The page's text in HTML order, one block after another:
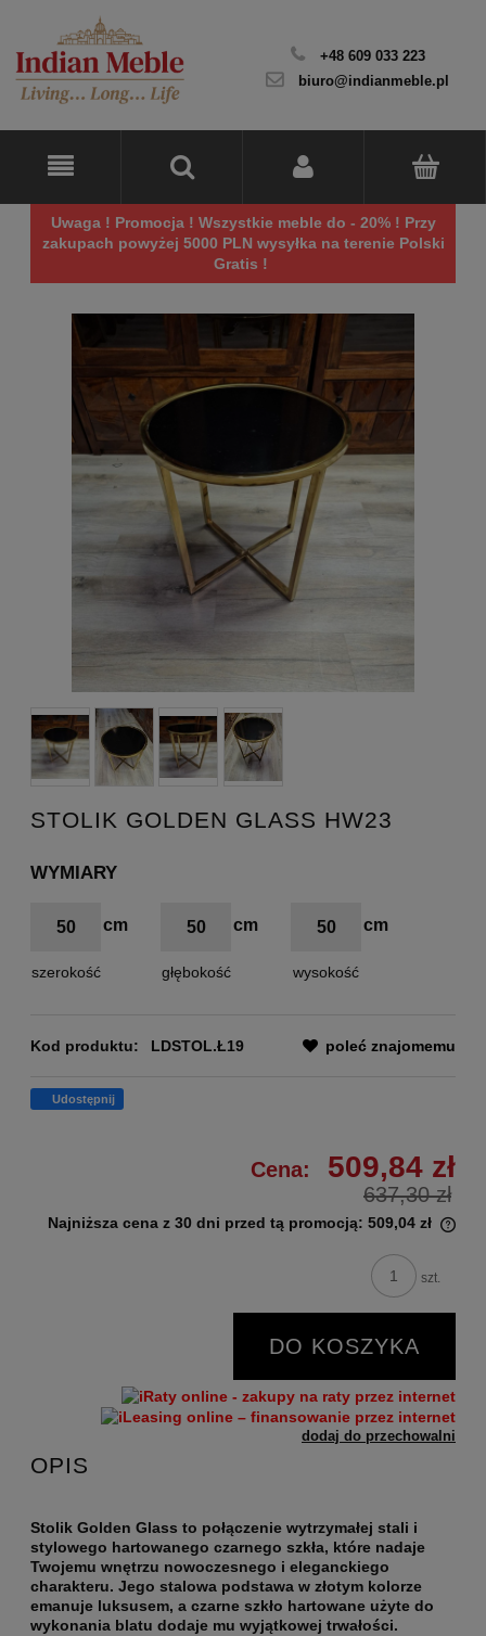
+48 609 033 223
biuro@indianmeble.pl
Uwaga ! Promocja ! Wszystkie meble do - 20% ! Przy
zakupach powyżej 5000 PLN wysyłka na terenie Polski
Gratis !
STOLIK GOLDEN GLASS HW23
WYMIARY
50
szerokość
50
głębokość
50
wysokość
Kod produktu: LDSTOL.Ł19 poleć znajomemu
Udostępnij
Cena: 509,84 zł
637,30 zł
Najniższa cena z 30 dni przed tą promocją: 509,04 zł
szt.
DO KOSZYKA
dodaj do przechowalni
OPIS
Stolik Golden Glass to połączenie wytrzymałej stali i
stylowego hartowanego czarnego szkła, które nadaje
Twojemu wnętrzu nowoczesnego i eleganckiego
charakteru. Jego stalowa podstawa w złotym kolorze
emanuje luksusem, a czarne szkło hartowane użyte do
wykonania blatu dodaje mu wyjątkowej trwałości.